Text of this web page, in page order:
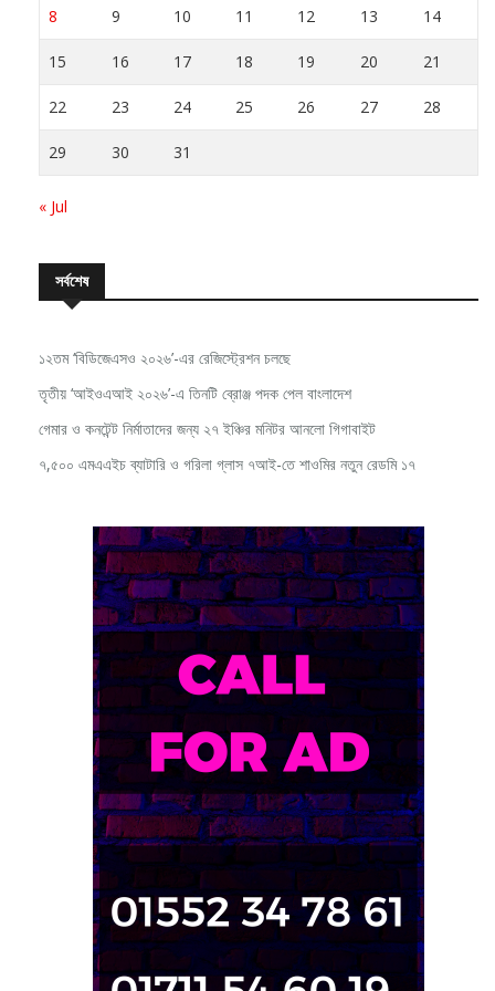
8 9 10 11 12 13 14
15 16 17 18 19 20 21
22 23 24 25 26 27 28
29 30 31
« Jul
সর্বশেষ
১২তম ‘বিডিজেএসও ২০২৬’-এর রেজিস্ট্রেশন চলছে
তৃতীয় ‘আইওএআই ২০২৬’-এ তিনটি ব্রোঞ্জ পদক পেল বাংলাদেশ
গেমার ও কনটেন্ট নির্মাতাদের জন্য ২৭ ইঞ্চির মনিটর আনলো গিগাবাইট
৭,৫০০ এমএএইচ ব্যাটারি ও গরিলা গ্লাস ৭আই-তে শাওমির নতুন রেডমি ১৭